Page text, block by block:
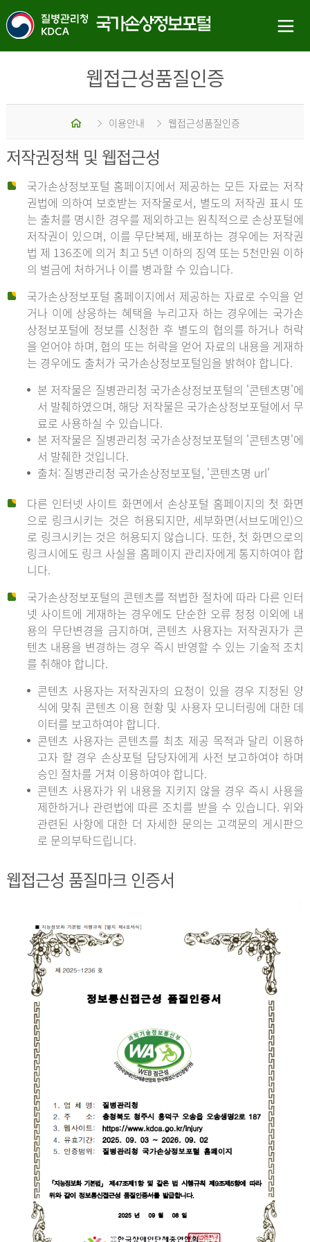
웹접근성품질인증
홈 이용안내 웹접근성품질인증
저작권정책 및 웹접근성
국가손상정보포털 홈페이지에서 제공하는 모든 자료는 저작
권법에 의하여 보호받는 저작물로서, 별도의 저작권 표시 또
는 출처를 명시한 경우를 제외하고는 원칙적으로 손상포털에
저작권이 있으며, 이를 무단복제, 배포하는 경우에는 저작권
법 제 136조에 의거 최고 5년 이하의 징역 또는 5천만원 이하
의 벌금에 처하거나 이를 병과할 수 있습니다.
국가손상정보포털 홈페이지에서 제공하는 자료로 수익을 얻
거나 이에 상응하는 혜택을 누리고자 하는 경우에는 국가손
상정보포털에 정보를 신청한 후 별도의 협의를 하거나 허락
을 얻어야 하며, 협의 또는 허락을 얻어 자료의 내용을 게재하
는 경우에도 출처가 국가손상정보포털임을 밝혀야 합니다.
본 저작물은 질병관리청 국가손상정보포털의 '콘텐츠명'에
서 발췌하였으며, 해당 저작물은 국가손상정보포털에서 무
료로 사용하실 수 있습니다.
본 저작물은 질병관리청 국가손상정보포털의 '콘텐츠명'에
서 발췌한 것입니다.
출처: 질병관리청 국가손상정보포털, '콘텐츠명 url'
다른 인터넷 사이트 화면에서 손상포털 홈페이지의 첫 화면
으로 링크시키는 것은 허용되지만, 세부화면(서브도메인)으
로 링크시키는 것은 허용되지 않습니다. 또한, 첫 화면으로의
링크시에도 링크 사실을 홈페이지 관리자에게 통지하여야 합
니다.
국가손상정보포털의 콘텐츠를 적법한 절차에 따라 다른 인터
넷 사이트에 게재하는 경우에도 단순한 오류 정정 이외에 내
용의 무단변경을 금지하며, 콘텐츠 사용자는 저작권자가 콘
텐츠 내용을 변경하는 경우 즉시 반영할 수 있는 기술적 조치
를 취해야 합니다.
콘텐츠 사용자는 저작권자의 요청이 있을 경우 지정된 양
식에 맞춰 콘텐츠 이용 현황 및 사용자 모니터링에 대한 데
이터를 보고하여야 합니다.
콘텐츠 사용자는 콘텐츠를 최초 제공 목적과 달리 이용하
고자 할 경우 손상포털 담당자에게 사전 보고하여야 하며
승인 절차를 거쳐 이용하여야 합니다.
콘텐츠 사용자가 위 내용을 지키지 않을 경우 즉시 사용을
제한하거나 관련법에 따른 조치를 받을 수 있습니다. 위와
관련된 사항에 대한 더 자세한 문의는 고객문의 게시판으
로 문의부탁드립니다.
웹접근성 품질마크 인증서